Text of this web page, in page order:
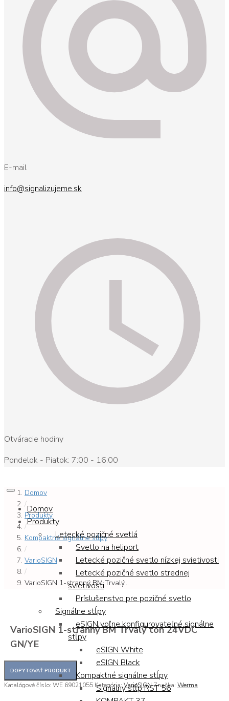
E-mail
info@signalizujeme.sk
Otváracie hodiny
Pondelok - Piatok: 7:00 - 16:00
Domov
Produkty
Letecké pozičné svetlá
Svetlo na heliport
Letecké pozičné svetlo nízkej svietivosti
Letecké pozičné svetlo strednej
svietivosti
Príslušenstvo pre pozičné svetlo
Signálne stĺpy
eSIGN voľne konfigurovateľné signálne
stĺpy
eSIGN White
eSIGN Black
Kompaktné signálne stĺpy
Signálny stĺp RST 56
Domov
/
Produkty
/
Kompaktné signálne stĺpy
/
VarioSIGN
/
VarioSIGN 1-stranný BM Trvalý...
VarioSIGN 1-stranný BM Trvalý tón 24VDC
GN/YE
Katalógové číslo: WE 69021055 Kategória:VarioSIGNZnačka: Werma